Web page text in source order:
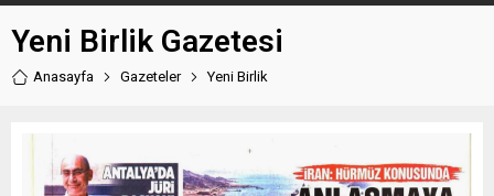
Yeni Birlik Gazetesi
Anasayfa Gazeteler Yeni Birlik